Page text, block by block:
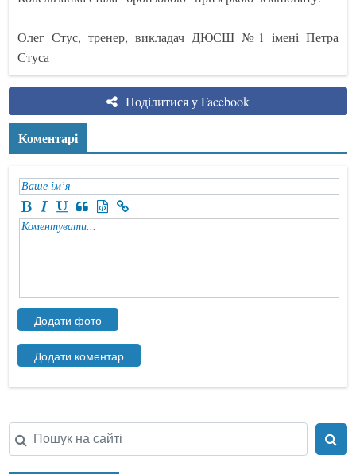
Олег Стус, тренер, викладач ДЮСШ №1 імені Петра
Стуса
Поділитися у Facebook
Коментарі